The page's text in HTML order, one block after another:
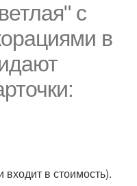
с
в
в стоимость).